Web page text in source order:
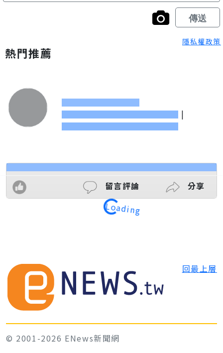
隱私權政策
熱門推薦
|
留言評論 分享
Loading
回最上層
© 2001-2026 ENews新聞網